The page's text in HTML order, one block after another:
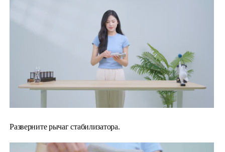
More
Разверните рычаг стабилизатора.